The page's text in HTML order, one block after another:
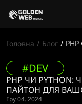
Головна Блог
#DEV
PHP ЧИ
ПАЙТОН ДЛЯ
Гру 04. 2024